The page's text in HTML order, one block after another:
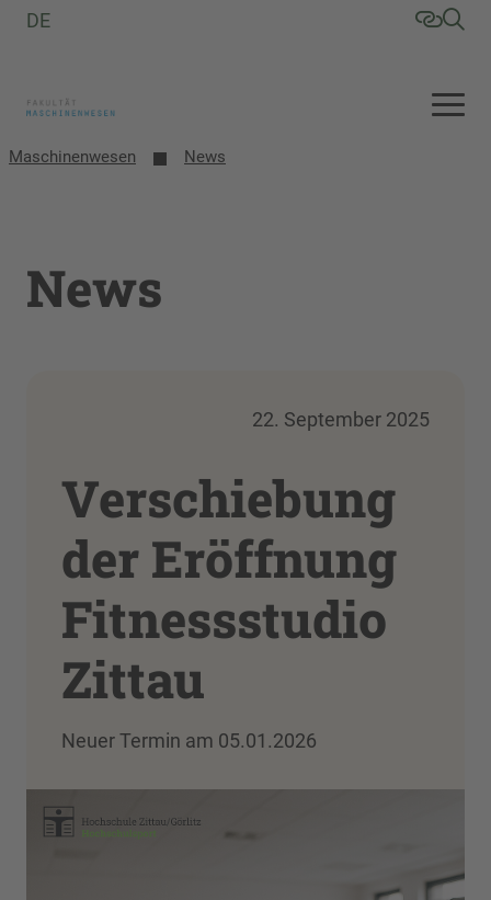
DE
Maschinenwesen News
News
22. September 2025
Verschiebung
der Eröffnung
Fitnessstudio
Zittau
Neuer Termin am 05.01.2026